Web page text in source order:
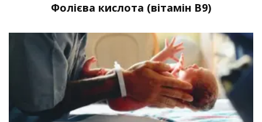
Фолієва кислота (вітамін В9)